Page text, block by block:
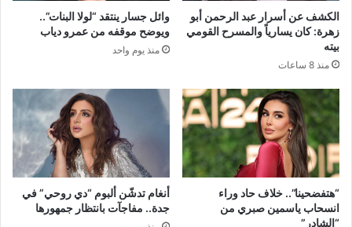
الكشف عن أسرار عبد الرحمن أبو
زهرة: كان يسارياً والمسرح القومي
بيته
منذ 8 ساعات
وائل جسار ينتقد “لولا البنات”..
ويوضح موقفه من عمرو دياب
منذ يوم واحد
“هتفضحينا”.. خلاف حاد وراء
انسحاب ياسمين صبري من
“الشادر”
أنغام تدشّن ألبوم “دي روحي” في
جدة.. مفاجآت بانتظار جمهورها